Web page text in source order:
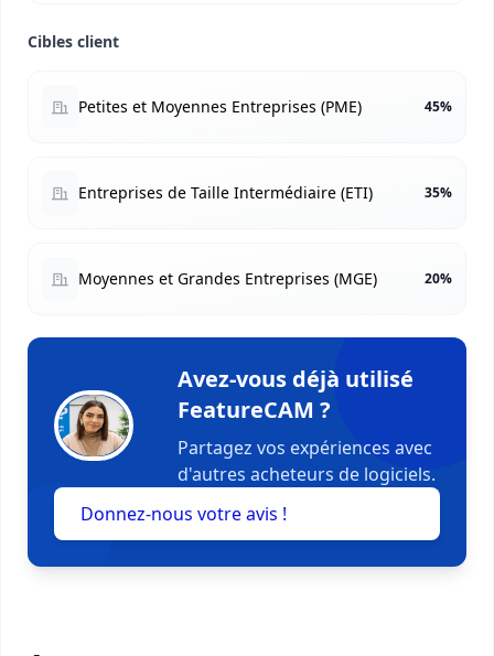
Cibles client
Petites et Moyennes Entreprises (PME) 45%
Entreprises de Taille Intermédiaire (ETI) 35%
Moyennes et Grandes Entreprises (MGE) 20%
Avez-vous déjà utilisé
FeatureCAM ?
Partagez vos expériences avec
d'autres acheteurs de logiciels.
Donnez-nous votre avis !